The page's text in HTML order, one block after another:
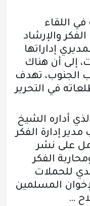
اللقاء
والإرشاد
إداراتها
إلى أن هناك
الجنوب، تهدف
في التحرير
أداره الشيخ
إدارة الفكر
على نشر
الفكر
للحملات
المسلمين
…